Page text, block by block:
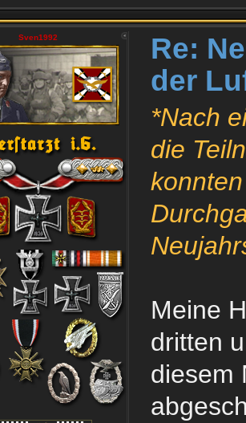
Sven1992
Re:
der
*Nach
die
Meine
dritten
diesem